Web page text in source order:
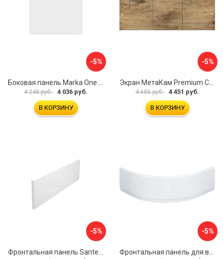
-5%
Боковая панель Marka One Flat 80 MG L 02бфл80мгл
4 248 руб. 4 036 руб.
В КОРЗИНУ
-5%
Экран МетаКам Premium Collection 4650208860133
4 685 руб. 4 451 руб.
В КОРЗИНУ
-5% -5%